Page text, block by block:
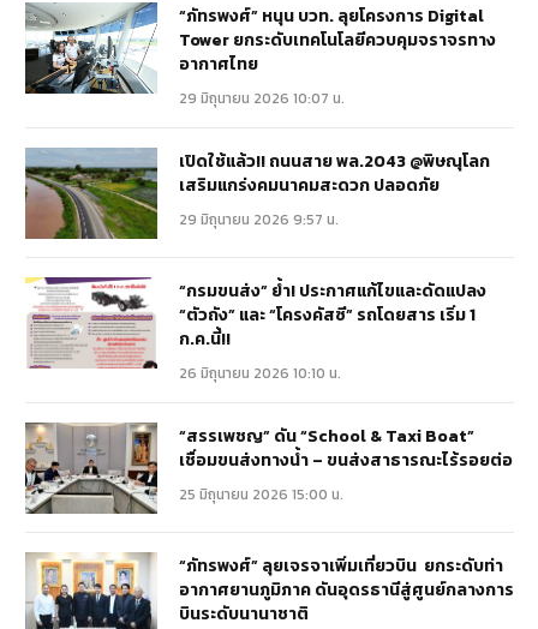
“ภัทรพงศ์” หนุน บวท. ลุยโครงการ Digital
Tower ยกระดับเทคโนโลยีควบคุมจราจรทาง
อากาศไทย
29 มิถุนายน 2026 10:07 น.
เปิดใช้แล้ว!! ถนนสาย พล.2043 @พิษณุโลก
เสริมแกร่งคมนาคมสะดวก ปลอดภัย
29 มิถุนายน 2026 9:57 น.
“กรมขนส่ง” ย้ำ! ประกาศแก้ไขและดัดแปลง
“ตัวถัง” และ “โครงคัสซี” รถโดยสาร เริ่ม 1
ก.ค.นี้!!
26 มิถุนายน 2026 10:10 น.
“สรรเพชญ” ดัน “School & Taxi Boat”
เชื่อมขนส่งทางน้ำ – ขนส่งสาธารณะไร้รอยต่อ
25 มิถุนายน 2026 15:00 น.
“ภัทรพงศ์” ลุยเจรจาเพิ่มเที่ยวบิน ยกระดับท่า
อากาศยานภูมิภาค ดันอุดรธานีสู่ศูนย์กลางการ
บินระดับนานาชาติ